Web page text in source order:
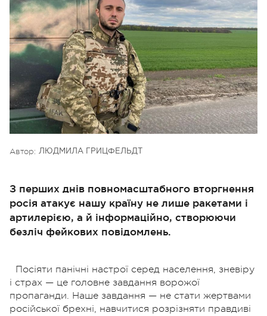
Автор: ЛЮДМИЛА ГРИЦФЕЛЬДТ
З перших днів повномасштабного вторгнення
росія атакує нашу країну не лише ракетами і
артилерією, а й інформаційно, створюючи
безліч фейкових повідомлень.
Посіяти панічні настрої серед населення, зневіру
і страх — це головне завдання ворожої
пропаганди. Наше завдання — не стати жертвами
російської брехні, навчитися розрізняти правдиві